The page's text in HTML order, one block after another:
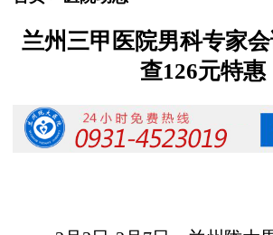
兰州三甲医院男科专家
查126元特惠